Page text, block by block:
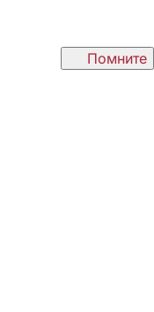
Помните